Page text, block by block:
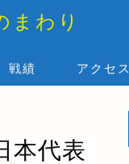
まわり
戦績 アクセス
本代表